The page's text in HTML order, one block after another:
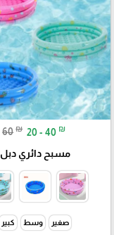
60 ₪ 20 - 40 ₪
مسبح دائري دبل
صغير وسط كبير